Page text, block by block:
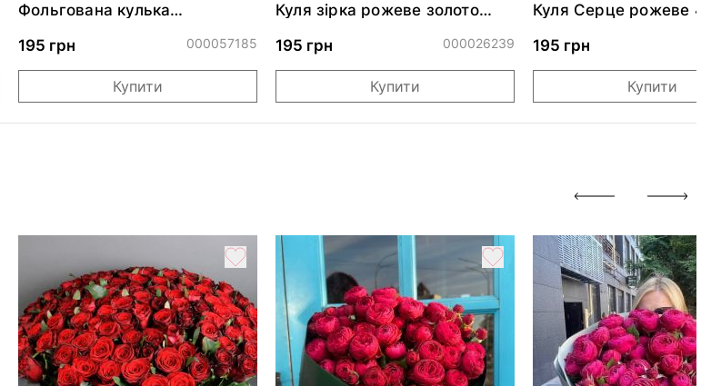
Фольгована кулька
ДР"
195 грн 000057185
Купити
Куля зірка рожеве золото
195 грн
000026239
Купити
Куля Серце рожеве
195 грн
Купити